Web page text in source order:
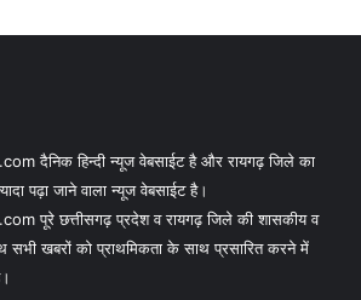
दैनिक हिन्दी न्यूज वेबसाईट है और रायगढ़ जिले का
पढ़ा जाने वाला न्यूज वेबसाईट है।
पूरे छत्तीसगढ़ प्रदेश व रायगढ़ जिले की शासकीय व
सभी खबरों को प्राथमिकता के साथ प्रसारित करने में